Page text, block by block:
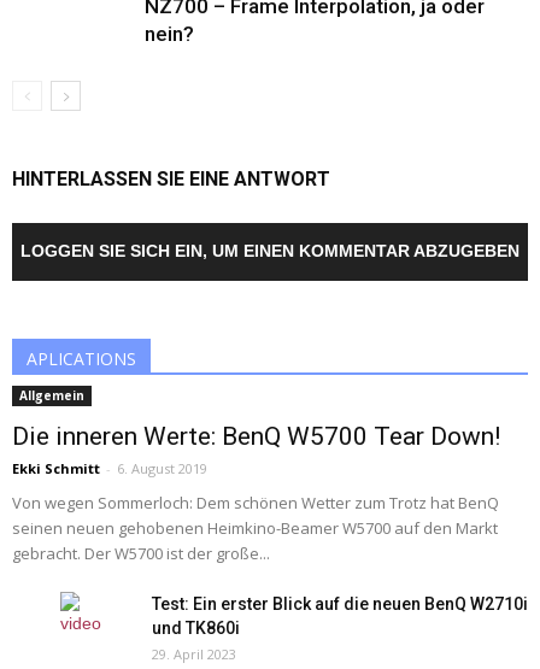
NZ700 – Frame Interpolation, ja oder
nein?
HINTERLASSEN SIE EINE ANTWORT
LOGGEN SIE SICH EIN, UM EINEN KOMMENTAR ABZUGEBEN
APLICATIONS
Allgemein
Die inneren Werte: BenQ W5700 Tear Down!
Ekki Schmitt - 6. August 2019
Von wegen Sommerloch: Dem schönen Wetter zum Trotz hat BenQ
seinen neuen gehobenen Heimkino-Beamer W5700 auf den Markt
gebracht. Der W5700 ist der große...
Test: Ein erster Blick auf die neuen BenQ W2710i
und TK860i
29. April 2023